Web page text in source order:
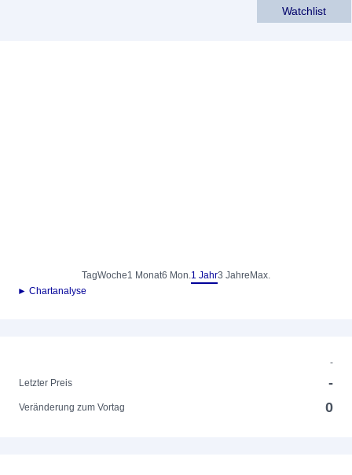
Watchlist
TagWoche1 Monat6 Mon.1 Jahr3 Jahre Max.
► Chartanalyse
-
Letzter Preis
-
Veränderung zum Vortag 0